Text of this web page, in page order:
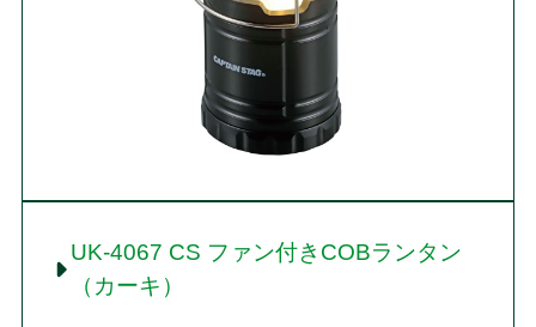
UK-4067 CS ファン付きCOBランタン
（カーキ）